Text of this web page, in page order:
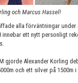
och Marcus Hassel!
alla förväntningar under
innebar ett nytt personligt
gjorde Alexander Korling
och ett silver på 1500m